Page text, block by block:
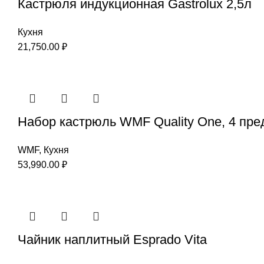
Кастрюля индукционная Gastrolux 2,5л
Кухня
21,750.00 ₽
Набор кастрюль WMF Quality One, 4
WMF, Кухня
53,990.00 ₽
Чайник наплитный Esprado Vita